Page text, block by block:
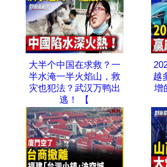
大半个中国在求救？一
半水淹一半火焰山，救
灾也犯法？武汉万鸭出
逃！ 【
越
增